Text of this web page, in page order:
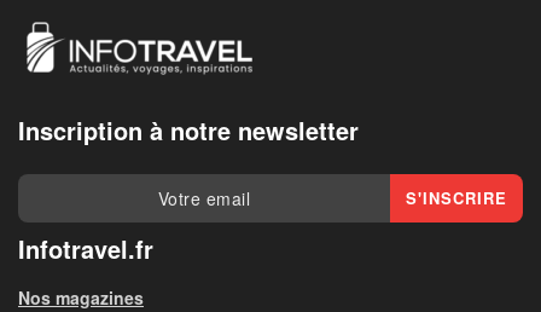
Inscription à notre newsletter
Infotravel.fr
Nos magazines